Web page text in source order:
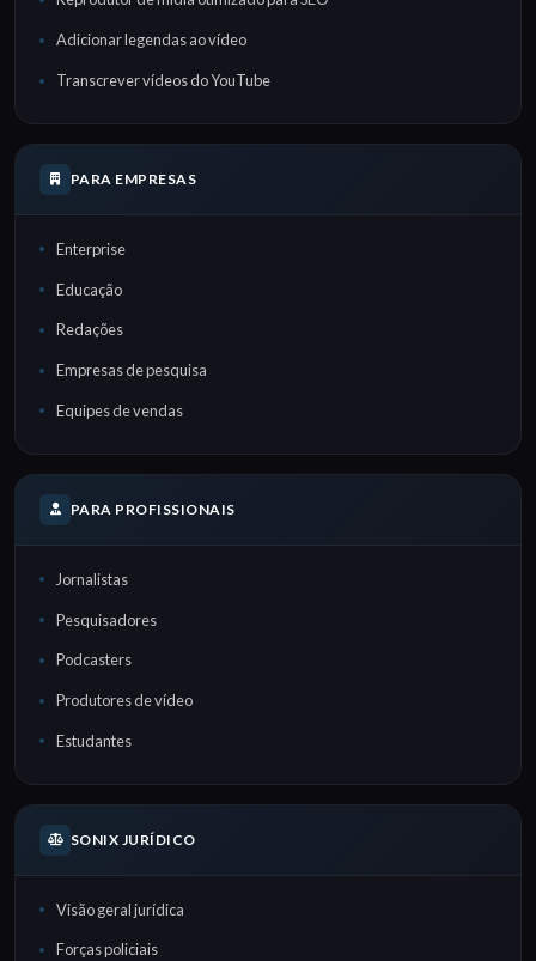
Adicionar legendas ao vídeo
Transcrever vídeos do YouTube
PARA EMPRESAS
Enterprise
Educação
Redações
Empresas de pesquisa
Equipes de vendas
PARA PROFISSIONAIS
Jornalistas
Pesquisadores
Podcasters
Produtores de vídeo
Estudantes
SONIX JURÍDICO
Visão geral jurídica
Forças policiais